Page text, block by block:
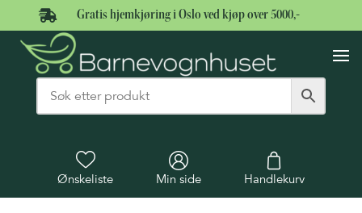
 Gratis hjemkjøring i Oslo ved kjøp over 5000,-
Ønskeliste Min side Handlekurv